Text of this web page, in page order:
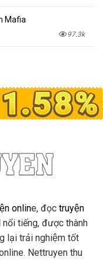
Mafia
97.3k
online, đọc truyện
nổi tiếng, được thành
lại trải nghiệm tốt
Nettruyen thu